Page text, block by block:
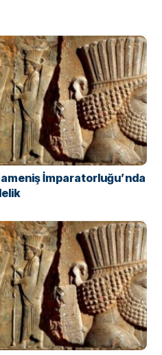
İmparatorluğu’nda